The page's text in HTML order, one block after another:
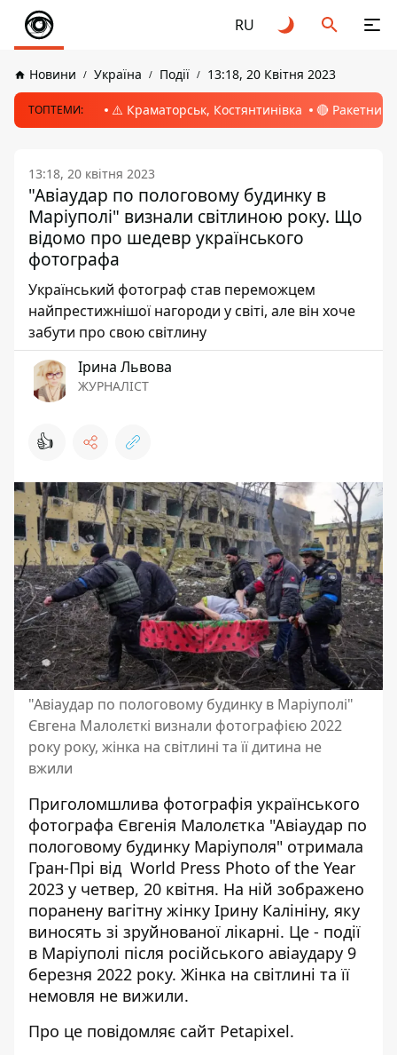
RU
Новини Україна Події 13:18, 20 Квітня 2023
ТОПТЕМИ: ⚠️ Краматорськ, Костянтинівка 🔴 Ракетний
13:18, 20 квітня 2023
"Авіаудар по пологовому будинку в
Маріуполі" визнали світлиною року. Що
відомо про шедевр українського
фотографа
Український фотограф став переможцем
найпрестижнішої нагороди у світі, але він хоче
забути про свою світлину
Ірина Львова
ЖУРНАЛІСТ
👍
"Авіаудар по пологовому будинку в Маріуполі"
Євгена Малолєткі визнали фотографією 2022
року року, жінка на світлині та її дитина не
вжили
Приголомшлива фотографія українського
фотографа Євгенія Малолєтка "Авіаудар по
пологовому будинку Маріуполя" отримала
Гран-Прі від World Press Photo of the Year
2023 у четвер, 20 квітня. На ній зображено
поранену вагітну жінку Ірину Калініну, яку
виносять зі зруйнованої лікарні. Це - події
в Маріуполі після російського авіаудару 9
березня 2022 року. Жінка на світлині та її
немовля не вижили.
Про це повідомляє сайт Рetapixel.